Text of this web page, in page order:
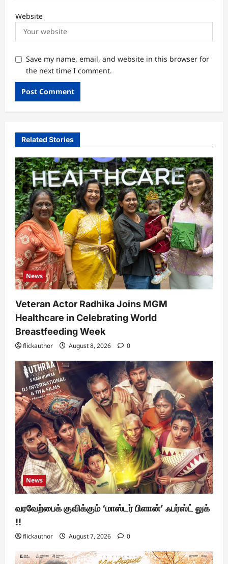
Website
Save my name, email, and website in this browser for
the next time I comment.
Related Stories
News
Veteran Actor Radhika Joins MGM
Healthcare in Celebrating World
Breastfeeding Week
flickauthor August 8, 2026 0
News
வரவேற்பைக் குவிக்கும் ‘மாஸ்டர் பிளான்’ ஃபர்ஸ்ட் லுக்
!!
flickauthor August 7, 2026 0